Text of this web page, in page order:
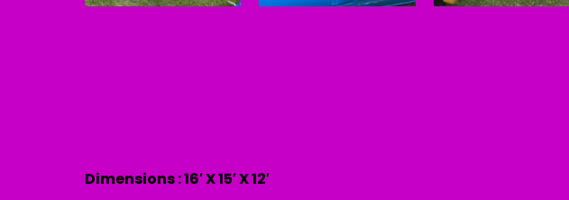
Dimensions : 16′ X 15′ X 12′